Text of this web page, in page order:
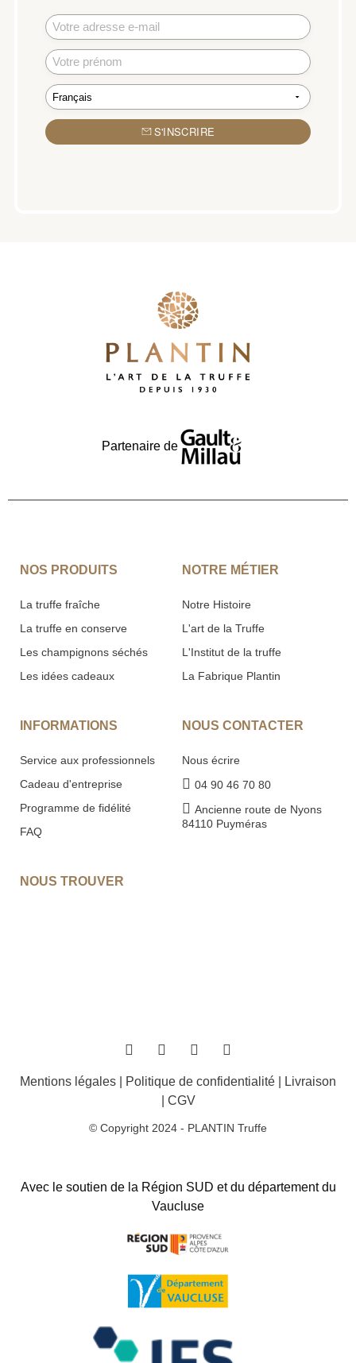
S'INSCRIRE
Partenaire de
NOS PRODUITS
La truffe fraîche
La truffe en conserve
Les champignons séchés
Les idées cadeaux
NOTRE MÉTIER
Notre Histoire
L'art de la Truffe
L'Institut de la truffe
La Fabrique Plantin
INFORMATIONS
Service aux professionnels
Cadeau d'entreprise
Programme de fidélité
FAQ
NOUS CONTACTER
Nous écrire
04 90 46 70 80
Ancienne route de Nyons
84110 Puyméras
NOUS TROUVER
© Copyright 2024 - PLANTIN Truffe
Mentions légales Politique de confidentialité
Livraison
CGV
Avec le soutien de la Région SUD et du département du
Vaucluse